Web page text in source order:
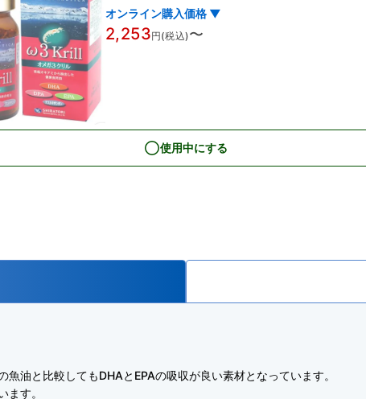
オンライン購入価格 ▼
2,253円(税込)〜
使用中にする
油と比較してもDHAとEPAの吸収が良い素材となっています。
す。